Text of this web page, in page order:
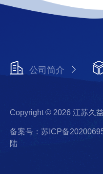
公司简介
Copyright © 2026 江苏久
备案号：苏ICP备
陆